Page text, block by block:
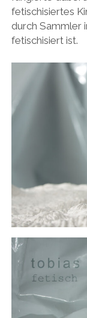
fetischisiertes
durch Sammler
fetischisiert ist.